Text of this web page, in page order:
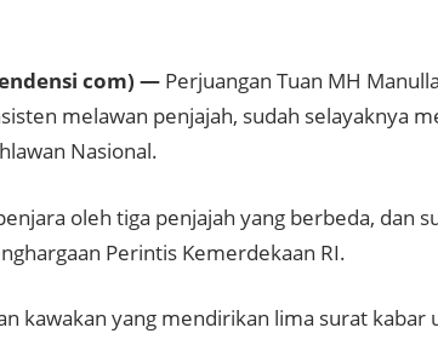
com) — Perjuangan Tuan MH
melawan penjajah, sudah selayaknya
Nasional.
oleh tiga penjajah yang berbeda, dan
Perintis Kemerdekaan RI.
kawakan yang mendirikan lima surat